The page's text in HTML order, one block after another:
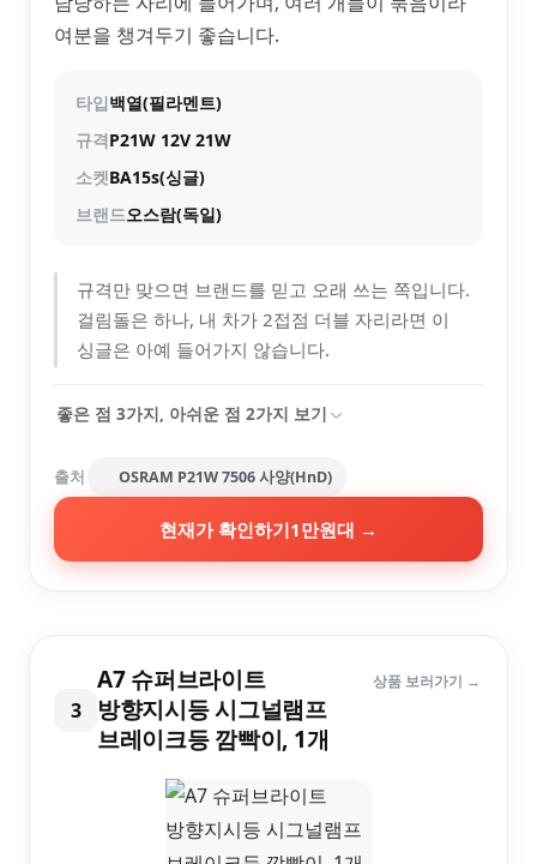
여분을 챙겨두기 좋습니다.
타입백열(필라멘트)
규격P21W 12V 21W
소켓BA15s(싱글)
브랜드오스람(독일)
규격만 맞으면 브랜드를 믿고 오래 쓰는 쪽입니다.
걸림돌은 하나, 내 차가 2접점 더블 자리라면 이
싱글은 아예 들어가지 않습니다.
좋은 점 3가지, 아쉬운 점 2가지 보기
출처 OSRAM P21W 7506 사양(HnD)
현재가 확인하기1만원대 →
3
A7 슈퍼브라이트
방향지시등 시그널램프
브레이크등 깜빡이, 1개
상품 보러가기 →